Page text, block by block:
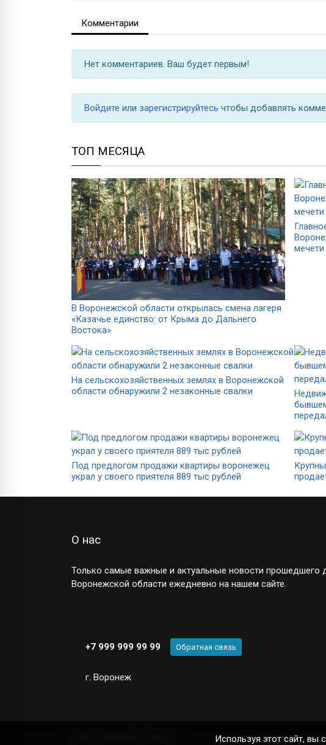
Комментарии
Нет комментариев. Ваш будет первым!
Войдите или зарегистрируйтесь чтобы добавлять
ТОП МЕСЯЦА
В Воронежской области открылась смена лагеря
«Казачье единство: от Крыма до Дальнего
Востока»
На сельскохозяйственных землях в Воронежской
области обнаружили 2 незаконные свалки
Под предлогом продажи квартиры воронежец
украл у своего приятеля 889 тыс рублей
О нас
Только самые важные и актуальные новости прошедшего
Воронежской области ежедневно на нашем сайте.
+7 999 999 99 99 Обратная связь
г. Воронеж
Используя этот сайт, вы